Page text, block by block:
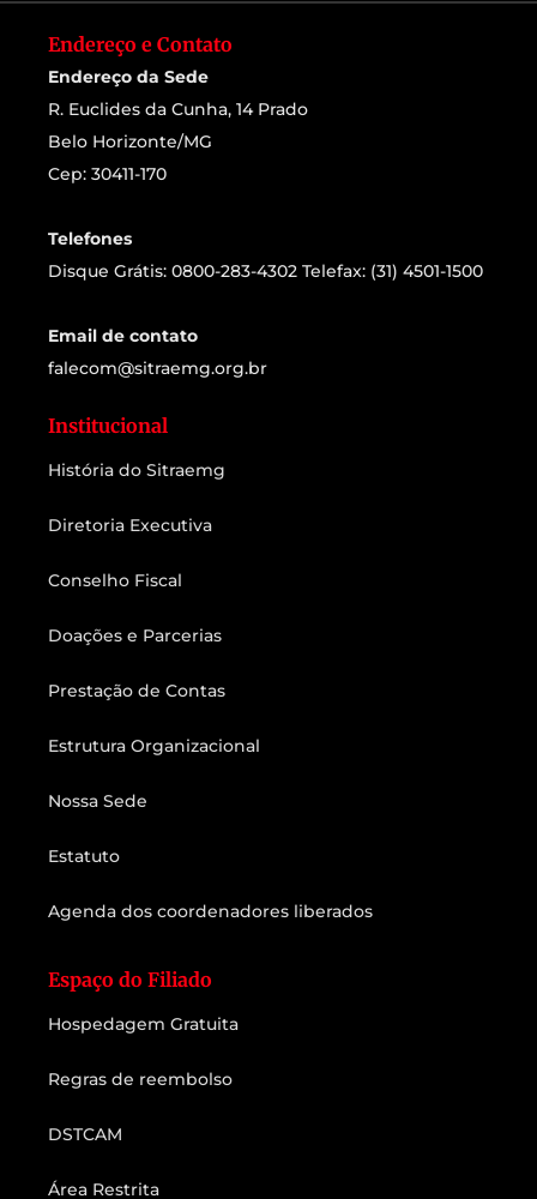
Endereço e Contato
Endereço da Sede
R. Euclides da Cunha, 14 Prado
Belo Horizonte/MG
Cep: 30411-170
Telefones
Disque Grátis: 0800-283-4302 Telefax: (31) 4501-1500
Email de contato
falecom@sitraemg.org.br
Institucional
História do Sitraemg
Diretoria Executiva
Conselho Fiscal
Doações e Parcerias
Prestação de Contas
Estrutura Organizacional
Nossa Sede
Estatuto
Agenda dos coordenadores liberados
Espaço do Filiado
Hospedagem Gratuita
Regras de reembolso
DSTCAM
Área Restrita